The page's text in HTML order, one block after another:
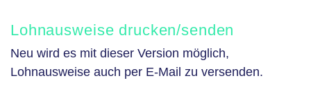
Lohnausweise drucken/senden
Neu wird es mit dieser Version möglich,
Lohnausweise auch per E-Mail zu versenden.